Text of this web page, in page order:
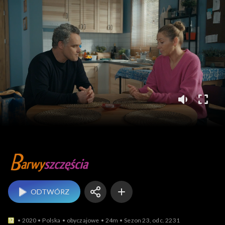
Barwy szczęścia
ODTWÓRZ
2020 Polska obyczajowe 24m Sezon 23, odc. 2231